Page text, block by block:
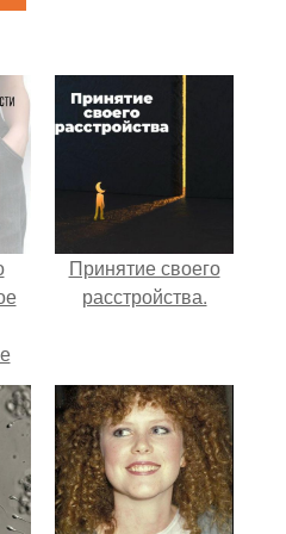
Принятие своего
расстройства.